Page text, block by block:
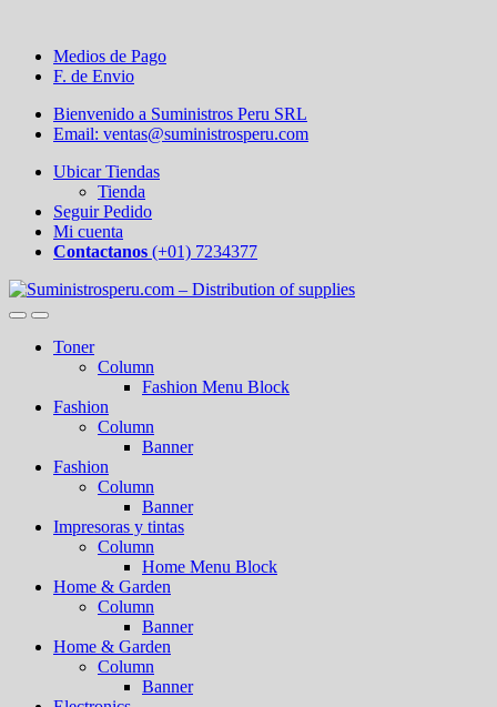
Medios de Pago
F. de Envio
Bienvenido a Suministros Peru SRL
Email: ventas@suministrosperu.com
Ubicar Tiendas
Tienda
Seguir Pedido
Mi cuenta
Contactanos (+01) 7234377
Toner
Column
Fashion Menu Block
Fashion
Column
Banner
Fashion
Column
Banner
Impresoras y tintas
Column
Home Menu Block
Home & Garden
Column
Banner
Home & Garden
Column
Banner